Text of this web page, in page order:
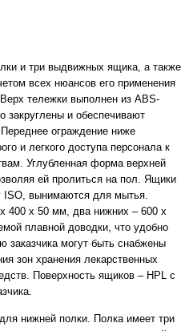
и три выдвижных ящика, а также
всех нюансов его применения
тележки выполнен из ABS-
закруглены и обеспечивают
ограждение ниже
и легкого доступа персонала к
Углубленная форма верхней
ей пролиться на пол. Ящики
ISO, вынимаются для мытья.
400 х 50 мм, два нижних – 600 х
плавной доводки, что удобно
заказчика могут быть снабжены
зон хранения лекарственных
Поверхность ящиков – HPL с
нижней полки. Полка имеет три